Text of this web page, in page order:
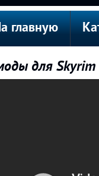
главную
для Skyrim